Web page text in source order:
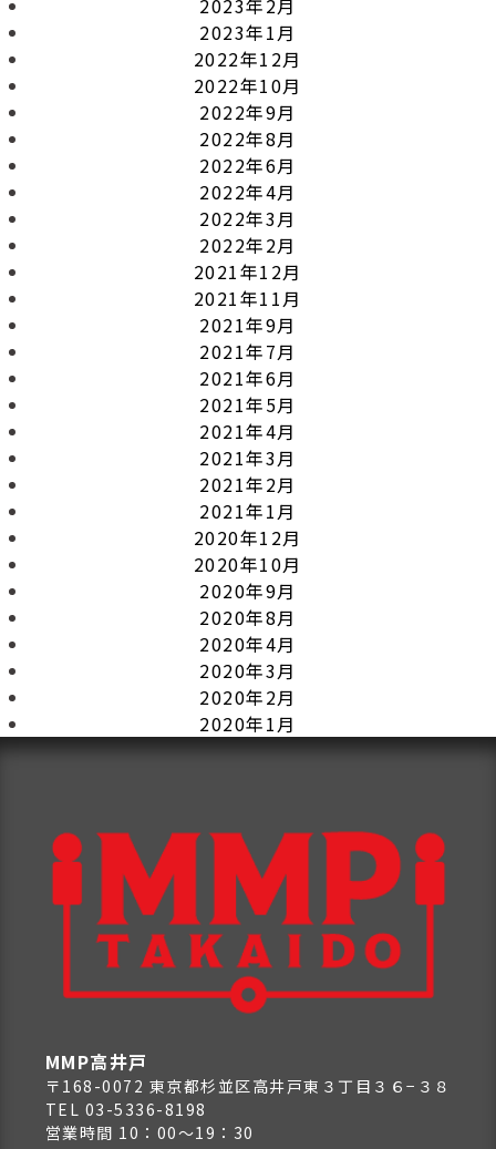
2023年2月
2023年1月
2022年12月
2022年10月
2022年9月
2022年8月
2022年6月
2022年4月
2022年3月
2022年2月
2021年12月
2021年11月
2021年9月
2021年7月
2021年6月
2021年5月
2021年4月
2021年3月
2021年2月
2021年1月
2020年12月
2020年10月
2020年9月
2020年8月
2020年4月
2020年3月
2020年2月
2020年1月
MMP高井戸
〒168-0072 東京都杉並区高井戸東３丁目３６−３８
TEL 03-5336-8198
営業時間 10：00～19：30